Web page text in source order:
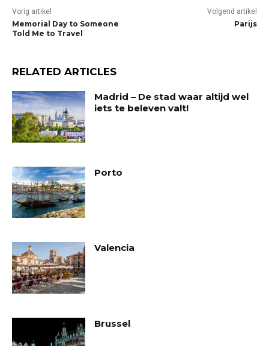
Vorig artikel
Memorial Day to Someone
Told Me to Travel
Volgend artikel
Parijs
RELATED ARTICLES
Madrid – De stad waar altijd wel
iets te beleven valt!
Porto
Valencia
Brussel